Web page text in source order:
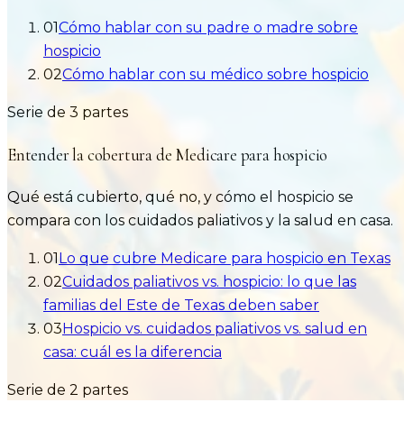
01Cómo hablar con su padre o madre sobre
hospicio
02Cómo hablar con su médico sobre hospicio
Serie de 3 partes
Entender la cobertura de Medicare para hospicio
Qué está cubierto, qué no, y cómo el hospicio se
compara con los cuidados paliativos y la salud en casa.
01Lo que cubre Medicare para hospicio en Texas
02Cuidados paliativos vs. hospicio: lo que las
familias del Este de Texas deben saber
03Hospicio vs. cuidados paliativos vs. salud en
casa: cuál es la diferencia
Serie de 2 partes